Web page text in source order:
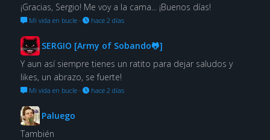
¡Gracias, Sergio! Me voy a la cama... ¡Buenos días!
Mi vida en bucle· hace 2 días
SERGIO [Army of Sobando🐸]
Y aun así siempre tienes un ratito para dejar saludos y
likes, un abrazo, se fuerte!
Mi vida en bucle· hace 2 días
Paluego
También